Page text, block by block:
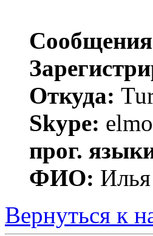
Откуда:
Skype:
прог.
ФИО: Илья
Вернуться к